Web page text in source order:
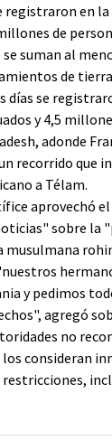
registraron en la
de
se suman al
de
días se
y 4,5
adonde
recorrido que
a Télam.
aprovechó el
sobre la
y pedimos
agregó
no
consideran